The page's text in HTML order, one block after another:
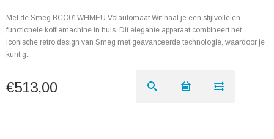
Met de Smeg BCC01WHMEU Volautomaat Wit haal je een stijlvolle en
functionele koffiemachine in huis. Dit elegante apparaat combineert het
iconische retro design van Smeg met geavanceerde technologie, waardoor je
kunt g...
€513,00